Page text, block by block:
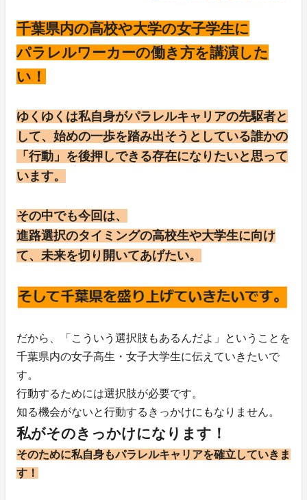
千葉県内の高校や大学の女子学生に
パラレルワーカーの働き方を講演した
い！
ゆくゆくは私自身がパラレルキャリアの先駆者と
して、始めの一歩を踏み出そうとしている誰かの
「行動」を後押しできる存在になりたいと思って
います。
その中でも今回は、
進路選択のタイミングの高校生や大学生に向け
て、未来を切り開いてあげたい。
だから、「こういう選択肢もあるんだよ」ということを
千葉県内の女子高生・女子大学生に伝えていきたいで
す。
行動するためには選択肢が必要です。
知る機会がないと行動するきっかけにもなりません。
私がそのきっかけになります！
そのために私自身もパラレルキャリアを確立していきま
す！